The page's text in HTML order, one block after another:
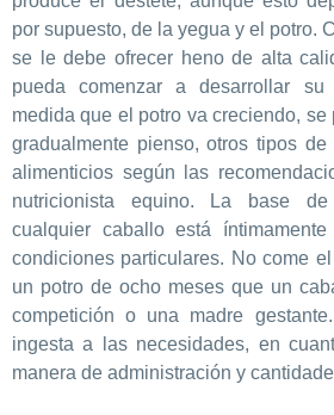
por supuesto, de la yegua y el potro.
se le debe ofrecer heno de alta
pueda comenzar a desarrollar su
medida que el potro va creciendo,
gradualmente pienso, otros tipos
alimenticios según las
nutricionista equino. La base
cualquier caballo está
condiciones particulares. No come
un potro de ocho meses que un
competición o una madre
ingesta a las necesidades, en
manera de administración y